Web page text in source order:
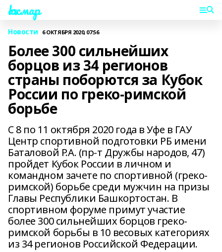
Һаҡмар
Новости 6 ОКТЯБРЯ 2020, 07:56
Более 300 сильнейших
борцов из 34 регионов
страны поборются за Кубок
России по греко-римской
борьбе
С 8 по 11 октября 2020 года в Уфе в ГАУ
Центр спортивной подготовки РБ имени
Баталовой Р.А. (пр-т Дружбы народов, 47)
пройдет Кубок России в личном и
командном зачете по спортивной (греко-
римской) борьбе среди мужчин на призы
Главы Республики Башкортостан. В
спортивном форуме примут участие
более 300 сильнейших борцов греко-
римской борьбы в 10 весовых категориях
из 34 регионов Российской Федерации.